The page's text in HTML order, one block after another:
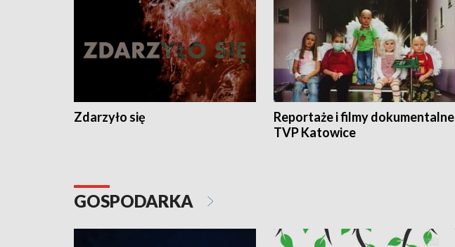
Zdarzyło się
Reportaże i filmy dokumentalne
TVP Katowice
GOSPODARKA